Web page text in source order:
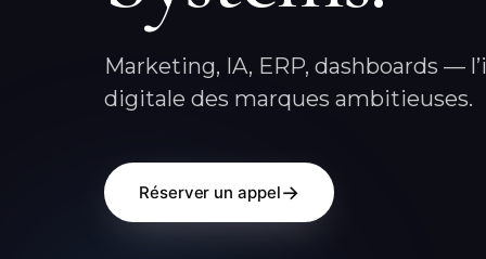
Marketing, IA, ERP, dashboards —
digitale des marques ambitieuses.
Réserver un appel→